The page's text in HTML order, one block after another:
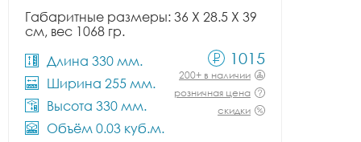
Габаритные размеры: 36 X 28.5 X 39
см, вес 1068 гр.
Длина 330 мм.
Ширина 255 мм.
Высота 330 мм.
Объём 0.03 куб.м.
1015
200+ в наличии
розничная цена
скидки